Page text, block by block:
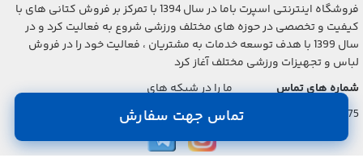
تماس جهت سفارش
فروشگاه اینترنتی اسپرت باما در سال 1394 با تمرکز بر فروش کتانی های با
کیفیت و تخصصی در حوزه های مختلف ورزشی شروع به فعالیت کرد و در
سال 1399 با هدف توسعه خدمات به مشتریان ، فعالیت خود را در فروش
لباس و تجهیزات ورزشی مختلف آغاز کرد
شماره های تماس
021-2842-7275
ما را در شبکه های
اجتماعی دنبال کنید